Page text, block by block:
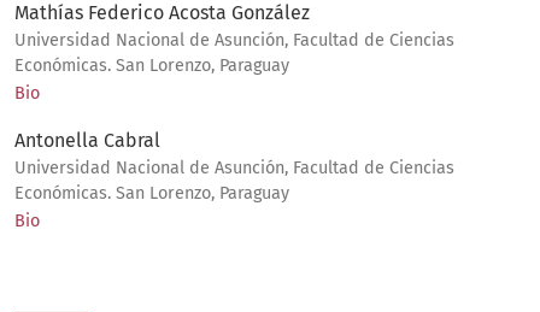
Mathías Federico Acosta González
Universidad Nacional de Asunción, Facultad de Ciencias
Económicas. San Lorenzo, Paraguay
Bio
Antonella Cabral
Universidad Nacional de Asunción, Facultad de Ciencias
Económicas. San Lorenzo, Paraguay
Bio